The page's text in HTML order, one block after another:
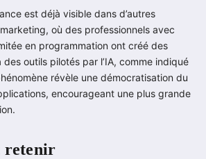
est déjà visible dans d’autres
où des professionnels avec
en programmation ont créé des
outils pilotés par l’IA, comme indiqué
révèle une démocratisation du
encourageant une plus grande
retenir